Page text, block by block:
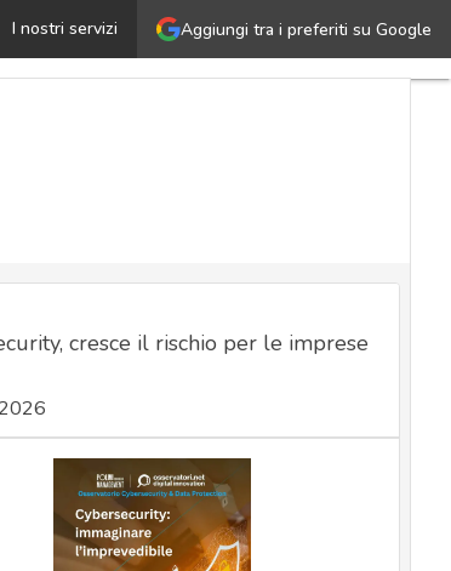
Aggiungi tra i preferiti su Google
I nostri servizichiarimenti dell’EDPB su tecniche
cresce il rischio per le imprese